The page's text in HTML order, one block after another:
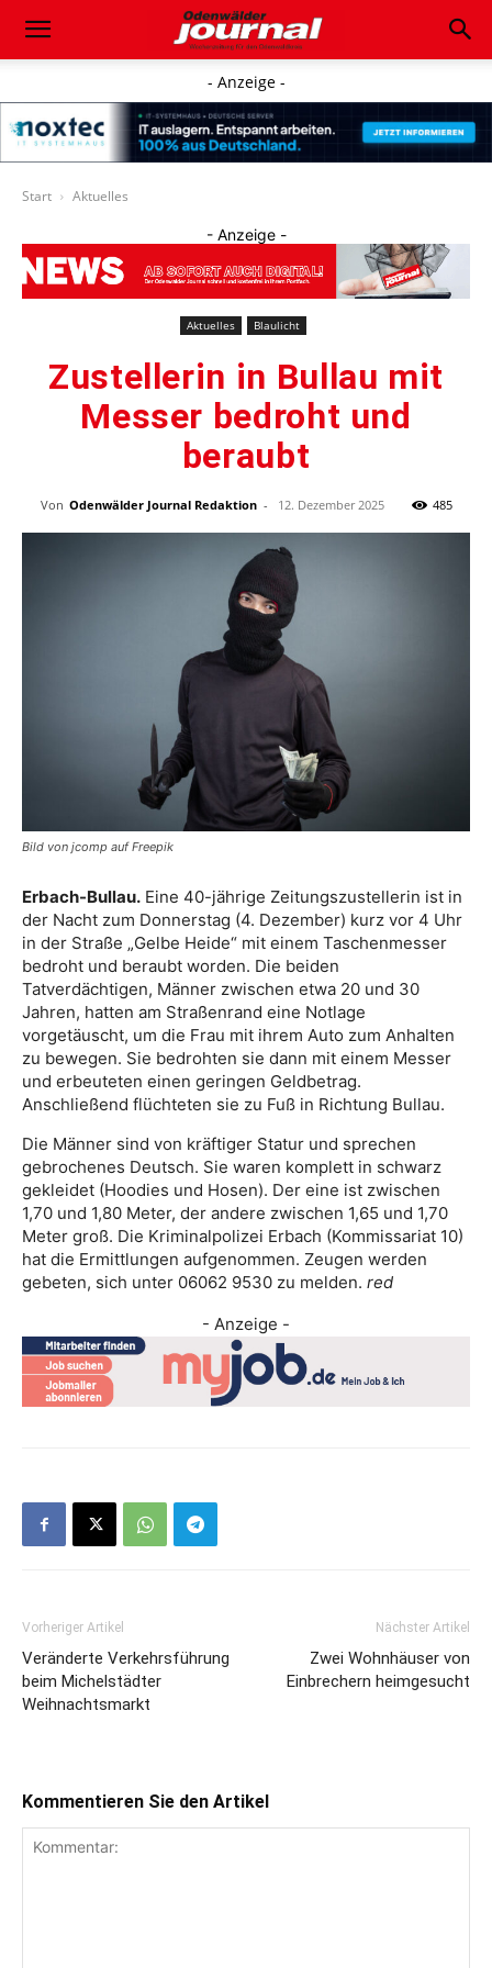
- Anzeige -
Start Aktuelles
- Anzeige -
Aktuelles Blaulicht
Zustellerin in Bullau mit
Messer bedroht und
beraubt
Von Odenwälder Journal Redaktion - 12. Dezember 2025 485
Bild von jcomp auf Freepik
Erbach-Bullau. Eine 40-jährige Zeitungszustellerin ist in
der Nacht zum Donnerstag (4. Dezember) kurz vor 4 Uhr
in der Straße „Gelbe Heide“ mit einem Taschenmesser
bedroht und beraubt worden. Die beiden
Tatverdächtigen, Männer zwischen etwa 20 und 30
Jahren, hatten am Straßenrand eine Notlage
vorgetäuscht, um die Frau mit ihrem Auto zum Anhalten
zu bewegen. Sie bedrohten sie dann mit einem Messer
und erbeuteten einen geringen Geldbetrag.
Anschließend flüchteten sie zu Fuß in Richtung Bullau.
Die Männer sind von kräftiger Statur und sprechen
gebrochenes Deutsch. Sie waren komplett in schwarz
gekleidet (Hoodies und Hosen). Der eine ist zwischen
1,70 und 1,80 Meter, der andere zwischen 1,65 und 1,70
Meter groß. Die Kriminalpolizei Erbach (Kommissariat 10)
hat die Ermittlungen aufgenommen. Zeugen werden
gebeten, sich unter 06062 9530 zu melden. red
- Anzeige -
Vorheriger Artikel
Veränderte Verkehrsführung
beim Michelstädter
Weihnachtsmarkt
Nächster Artikel
Zwei Wohnhäuser von
Einbrechern heimgesucht
Kommentieren Sie den Artikel